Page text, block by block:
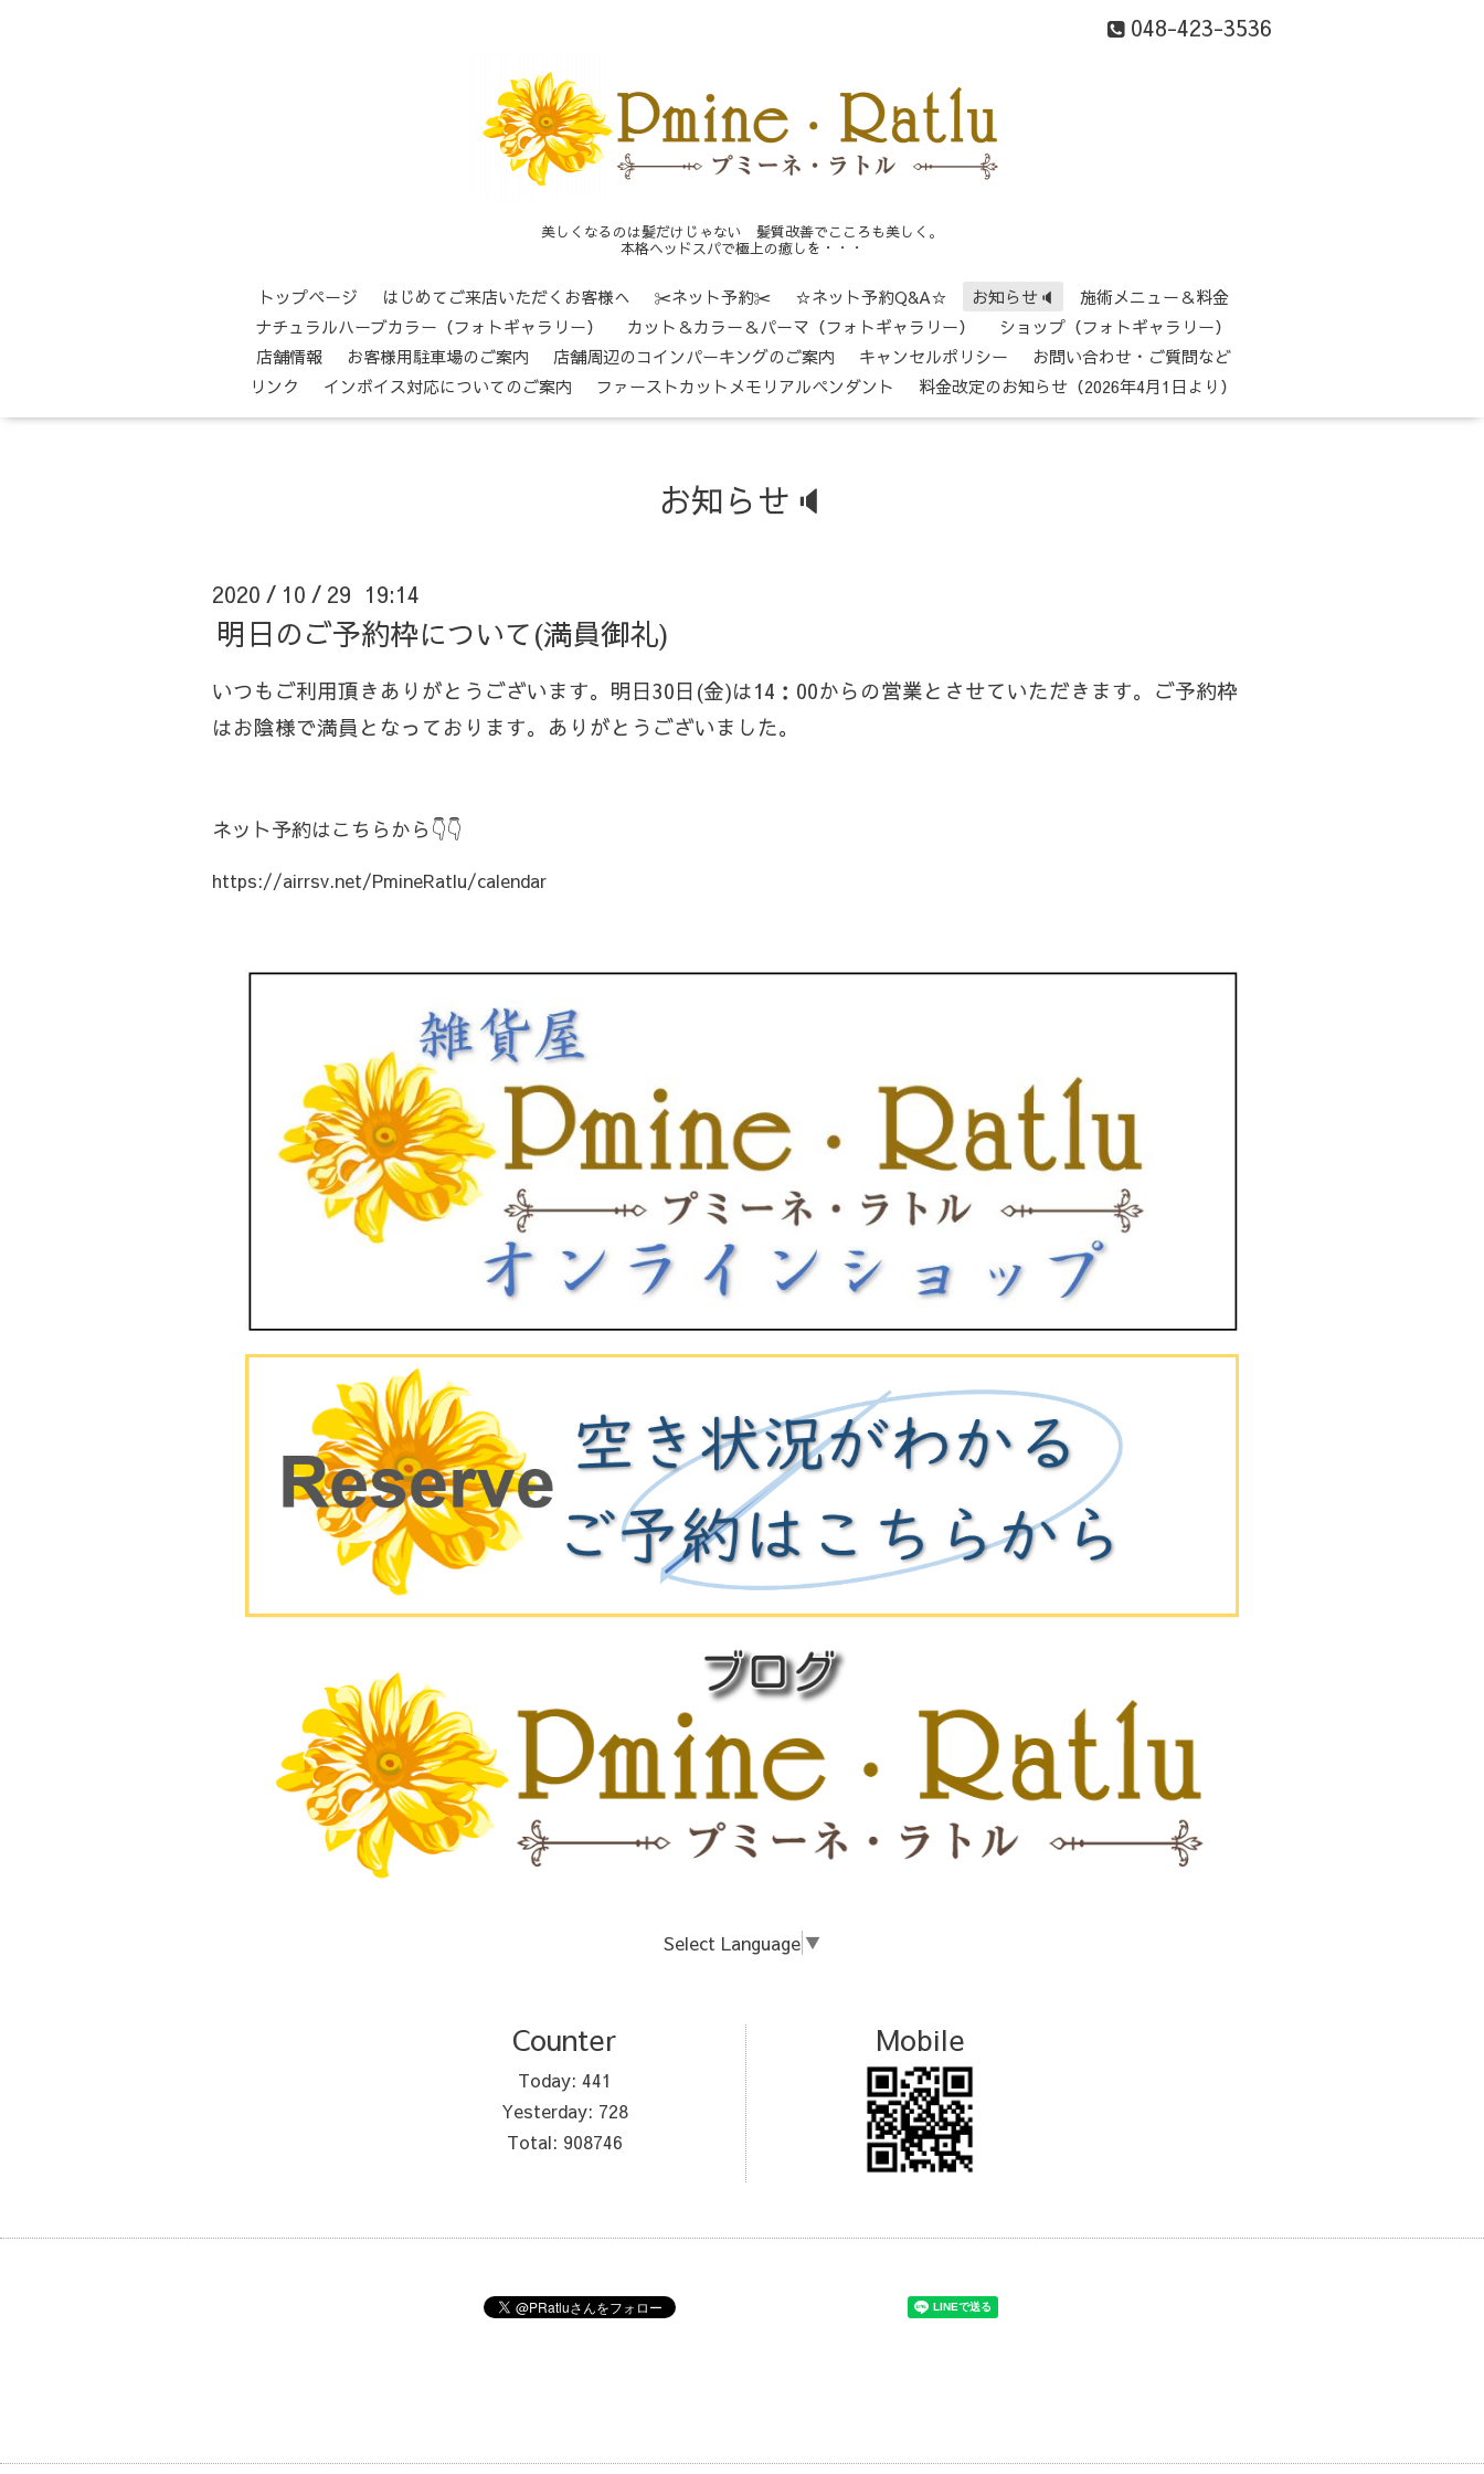
048-423-3536
美しくなるのは髪だけじゃない 髪質改善でこころも美しく。
本格ヘッドスパで極上の癒しを・・・
トップページ はじめてご来店いただくお客様へ ✂ネット予約✂ ☆ネット予約Q&A☆ お知らせ🔈
施術メニュー＆料金
ナチュラルハーブカラー（フォトギャラリー）
カット＆カラー＆パーマ（フォトギャラリー）
ショップ（フォトギャラリー）
店舗情報
お客様用駐車場のご案内 店舗周辺のコインパーキングのご案内 キャンセルポリシー
お問い合わせ・ご質問など
リンク
インボイス対応についてのご案内 ファーストカットメモリアルペンダント 料金改定のお知らせ（2026年4月1日より）
お知らせ🔈
2020 / 10 / 29 19:14
明日のご予約枠について(満員御礼)
いつもご利用頂きありがとうございます。明日30日(金)は14：00からの営業とさせていただきます。ご予約枠
はお陰様で満員となっております。ありがとうございました。
ネット予約はこちらから👇👇
https://airrsv.net/PmineRatlu/calendar
Select Language ▼
Counter
Today: 441
Yesterday: 728
Total: 908746
Mobile